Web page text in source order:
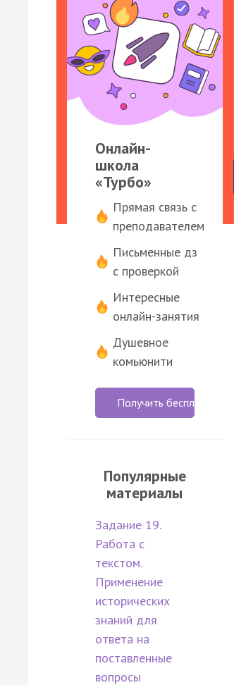
Онлайн-
школа
«Турбо»
Прямая связь с
преподавателем
Письменные дз
с проверкой
Интересные
онлайн-занятия
Душевное
комьюнити
Получить бесплатно
Популярные
материалы
Задание 19.
Работа с
текстом.
Применение
исторических
знаний для
ответа на
поставленные
вопросы